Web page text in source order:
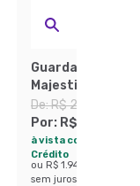
Guarda-Roupa
Majestic 4
Branco
De:R$ 2.899,99
Por: R$ 1.750,46
à vista com Pix ou 1x
Crédito
ou R$ 1.944,96
sem juros